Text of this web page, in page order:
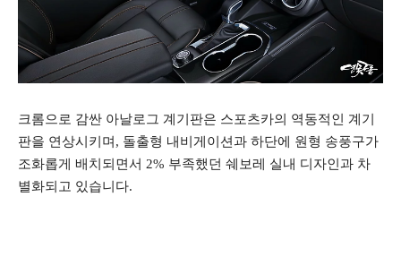
크롬으로 감싼 아날로그 계기판은 스포츠카의 역동적인 계기
판을 연상시키며, 돌출형 내비게이션과 하단에 원형 송풍구가
조화롭게 배치되면서 2% 부족했던 쉐보레 실내 디자인과 차
별화되고 있습니다.